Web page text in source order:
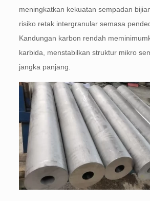
meningkatkan kekuatan sempadan
risiko retak intergranular semasa
Kandungan karbon rendah
karbida, menstabilkan struktur mikro
jangka panjang.